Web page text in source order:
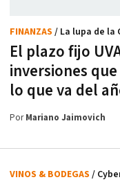
El plazo fijo
inversiones
lo que va del
FINANZAS / La lupa de la
PorMariano Jaimovich
VINOS & BODEGAS /